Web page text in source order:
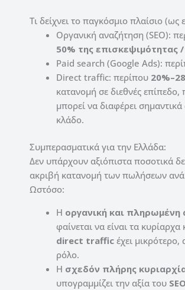
Τι δείχνει το παγκόσμιο πλαίσιο (ως
Οργανική αναζήτηση (SEO):
50% της
Paid search (Google Ads):
Direct traffic: περίπου
κατανομή σε διεθνές
μπορεί να διαφέρει
κλάδο.
Συμπερασματικά για την Ελλάδα:
Δεν υπάρχουν αξιόπιστα ποσοτικά
ακριβή κατανομή των πωλήσεων ανά
Ωστόσο:
Η οργανική και πληρωμένη
φαίνεται να είναι τα
direct traffic έχει
ρόλο.
Η σχεδόν πλήρης
υπογραμμίζει την αξία του SEO